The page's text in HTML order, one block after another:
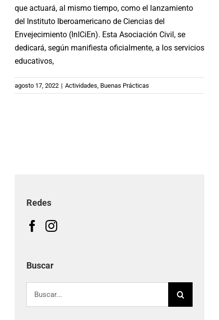
que actuará, al mismo tiempo, como el lanzamiento
del Instituto Iberoamericano de Ciencias del
Envejecimiento (InICiEn). Esta Asociación Civil, se
dedicará, según manifiesta oficialmente, a los servicios
educativos,
agosto 17, 2022 | Actividades, Buenas Prácticas
Redes
Buscar